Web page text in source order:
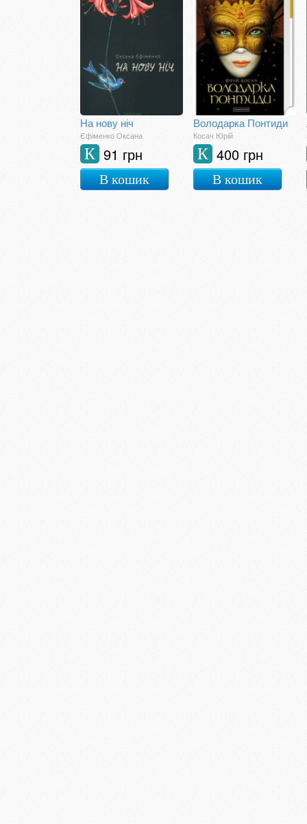
На нову ніч
Єфіменко Оксана
91 грн
К
В кошик
Володарка Понтиди
Косач Юрій
400 грн
К
В кошик